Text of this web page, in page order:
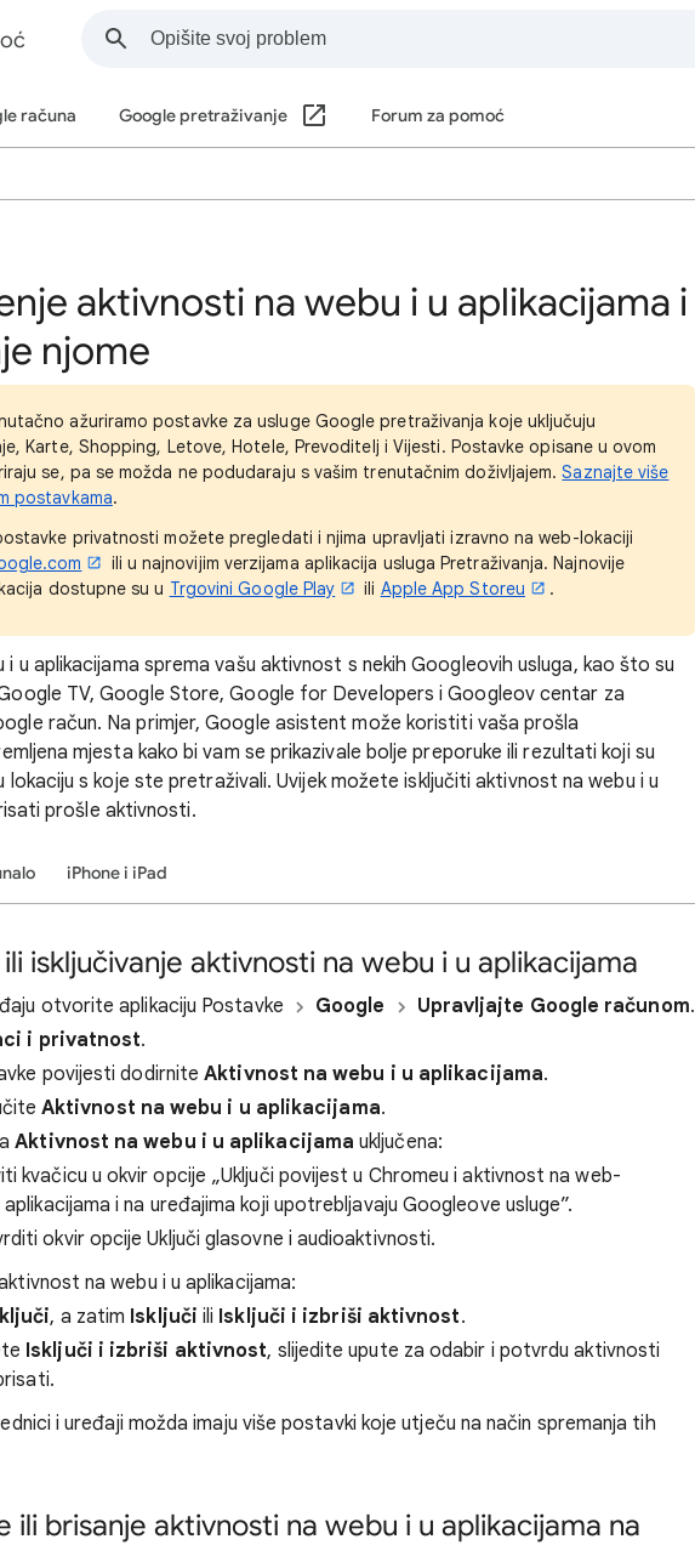
računa Google pretraživanje Forum za pomoć
aktivnosti na webu i u aplikacijama i
njome
ažuriramo postavke za usluge Google pretraživanja koje uključuju
Karte, Shopping, Letove, Hotele, Prevoditelj i Vijesti. Postavke opisane u ovom
se, pa se možda ne podudaraju s vašim trenutačnim doživljajem.Saznajte više
postavkama.
privatnosti možete pregledati i njima upravljati izravno na web-lokaciji
ili u najnovijim verzijama aplikacija usluga Pretraživanja. Najnovije
dostupne su u Trgovini Google Play ili Apple App Storeu .
i u aplikacijama sprema vašu aktivnost s nekih Googleovih usluga, kao što su
TV, Google Store, Google for Developers i Googleov centar za
račun. Na primjer, Google asistent može koristiti vaša prošla
mjesta kako bi vam se prikazivale bolje preporuke ili rezultati koji su
lokaciju s koje ste pretraživali. Uvijek možete isključiti aktivnost na webu i u
prošle aktivnosti.
iPhone i iPad
isključivanje aktivnosti na webu i u aplikacijama
otvorite aplikaciju Postavke Google Upravljajte Google računom.
i privatnost.
povijesti dodirniteAktivnost na webu i u aplikacijama.
Aktivnost na webu i u aplikacijama.
Aktivnost na webu i u aplikacijama uključena:
kvačicu u okvir opcije „Uključi povijest u Chromeu i aktivnost na web-
i na uređajima koji upotrebljavaju Googleove usluge”.
okvir opcije Uključi glasovne i audioaktivnosti.
na webu i u aplikacijama:
, a zatim Isključi ili Isključi i izbriši aktivnost.
Isključi i izbriši aktivnost, slijedite upute za odabir i potvrdu aktivnosti
i uređaji možda imaju više postavki koje utječu na način spremanja tih
ili brisanje aktivnosti na webu i u aplikacijama na